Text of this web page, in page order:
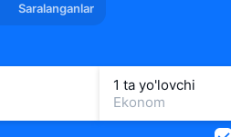
Saralanganlar
1 ta yo'lovchi
Ekonom